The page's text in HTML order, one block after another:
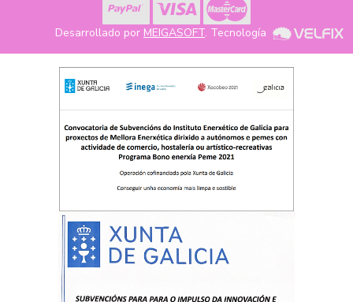
Desarrollado por MEIGASOFT. Tecnología